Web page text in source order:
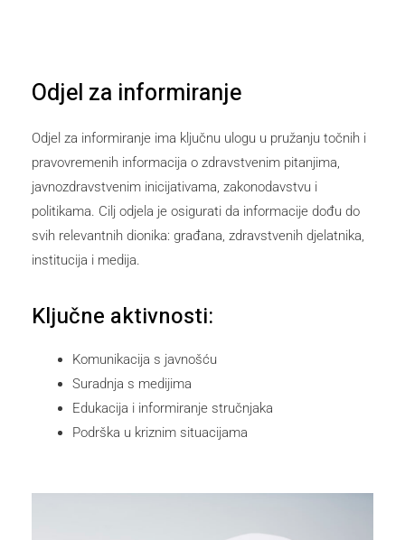
Odjel za informiranje
Odjel za informiranje ima ključnu ulogu u pružanju točnih i
pravovremenih informacija o zdravstvenim pitanjima,
javnozdravstvenim inicijativama, zakonodavstvu i
politikama. Cilj odjela je osigurati da informacije dođu do
svih relevantnih dionika: građana, zdravstvenih djelatnika,
institucija i medija.
Ključne aktivnosti:
Komunikacija s javnošću
Suradnja s medijima
Edukacija i informiranje stručnjaka
Podrška u kriznim situacijama